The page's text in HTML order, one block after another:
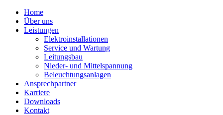
Home
Über uns
Leistungen
Elektroinstallationen
Service und Wartung
Leitungsbau
Nieder- und Mittelspannung
Beleuchtungsanlagen
Ansprechpartner
Karriere
Downloads
Kontakt